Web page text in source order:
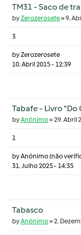
TM31 - Saco de
byZerozerosete»9.
3
byZerozerosete
10. Abril 2015 - 12:39
Tabafe - Livro "Do
byAnónimo»29. Abril
1
byAnónimo (não
31. Julho 2025 - 14:35
Tabasco
byAnónimo»2.